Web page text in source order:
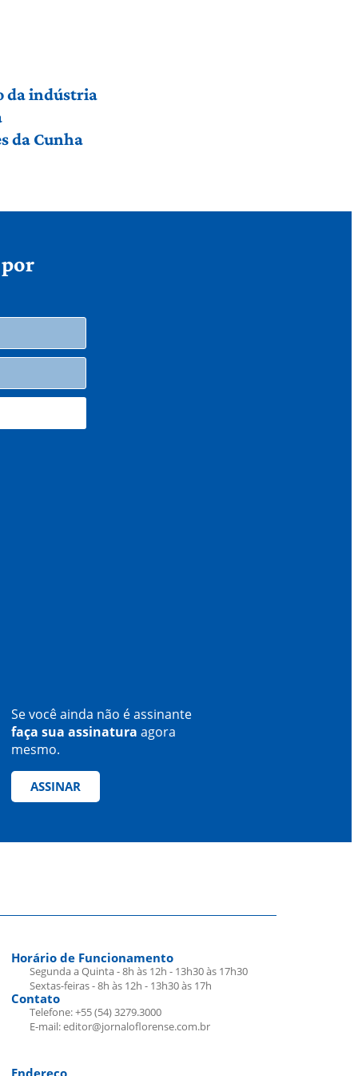
da indústria
da Cunha
Se você ainda não é assinante
faça sua assinatura agora
mesmo.
ASSINAR
Horário de Funcionamento
Segunda a Quinta - 8h às 12h - 13h30 às 17h30
Sextas-feiras - 8h às 12h - 13h30 às 17h
Contato
Telefone: +55 (54) 3279.3000
E-mail: editor@jornaloflorense.com.br
Endereço